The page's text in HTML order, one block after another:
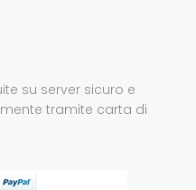
su server sicuro e
tramite carta di